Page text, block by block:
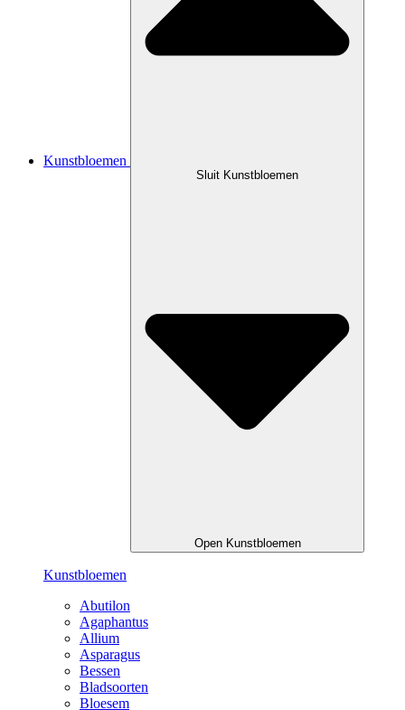
Kunstbloemen
Sluit Kunstbloemen
Open Kunstbloemen
Kunstbloemen
Abutilon
Agaphantus
Allium
Asparagus
Bessen
Bladsoorten
Bloesem